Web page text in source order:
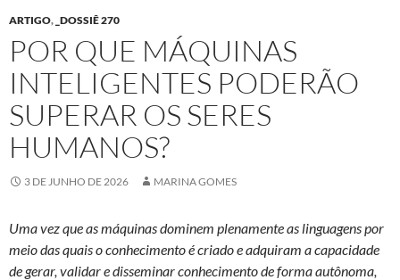
ARTIGO, _DOSSIÊ 270
POR QUE MÁQUINAS
INTELIGENTES PODERÃO
SUPERAR OS SERES
HUMANOS?
3 DE JUNHO DE 2026 MARINA GOMES
Uma vez que as máquinas dominem plenamente as linguagens por
meio das quais o conhecimento é criado e adquiram a capacidade
de gerar, validar e disseminar conhecimento de forma autônoma,